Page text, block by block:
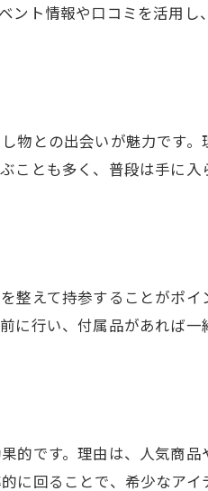
た買取の楽しみ方まとめ
杜市の魅力を再発見する方法
取と交流を同時に楽しむコツ
ト参加のメリットを整理
で得られる満足度とは
ト情報や口コミを活用
物との出会いが魅力です
とも多く、普段は手に
えて持参することがポ
に行い、付属品があれば
です。理由は、人気商
回ることで、希少なアイ